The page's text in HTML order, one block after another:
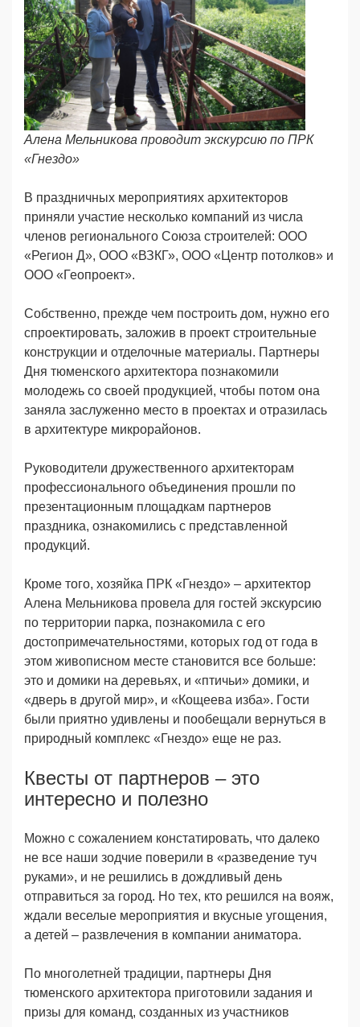
Алена Мельникова проводит экскурсию по ПРК
«Гнездо»
В праздничных мероприятиях архитекторов
приняли участие несколько компаний из числа
членов регионального Союза строителей: ООО
«Регион Д», ООО «ВЗКГ», ООО «Центр потолков» и
ООО «Геопроект».
Собственно, прежде чем построить дом, нужно его
спроектировать, заложив в проект строительные
конструкции и отделочные материалы. Партнеры
Дня тюменского архитектора познакомили
молодежь со своей продукцией, чтобы потом она
заняла заслуженно место в проектах и отразилась
в архитектуре микрорайонов.
Руководители дружественного архитекторам
профессионального объединения прошли по
презентационным площадкам партнеров
праздника, ознакомились с представленной
продукций.
Кроме того, хозяйка ПРК «Гнездо» – архитектор
Алена Мельникова провела для гостей экскурсию
по территории парка, познакомила с его
достопримечательностями, которых год от года в
этом живописном месте становится все больше:
это и домики на деревьях, и «птичьи» домики, и
«дверь в другой мир», и «Кощеева изба». Гости
были приятно удивлены и пообещали вернуться в
природный комплекс «Гнездо» еще не раз.
Квесты от партнеров – это
интересно и полезно
Можно с сожалением констатировать, что далеко
не все наши зодчие поверили в «разведение туч
руками», и не решились в дождливый день
отправиться за город. Но тех, кто решился на вояж,
ждали веселые мероприятия и вкусные угощения,
а детей – развлечения в компании аниматора.
По многолетней традиции, партнеры Дня
тюменского архитектора приготовили задания и
призы для команд, созданных из участников